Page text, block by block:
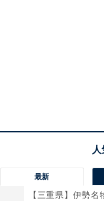
最新
【三重県】伊勢